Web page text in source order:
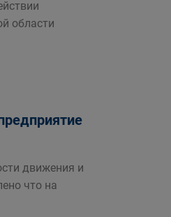
области
движения и
что на